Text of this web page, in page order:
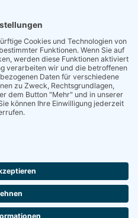
kneer.de
Markus Kneer
Markus Kneer.
rhein-sieg.de